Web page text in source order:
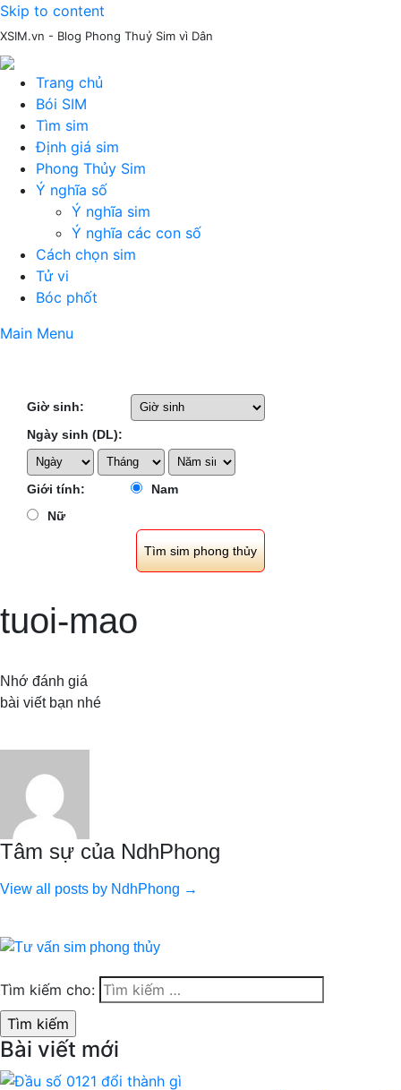
Skip to content
XSIM.vn - Blog Phong Thuỷ Sim vì Dân
Trang chủ
Bói SIM
Tìm sim
Định giá sim
Phong Thủy Sim
Ý nghĩa số
Ý nghĩa sim
Ý nghĩa các con số
Cách chọn sim
Tử vi
Bóc phốt
Main Menu
Giờ sinh:
Ngày sinh (DL):
Giới tính:
Nam
Nữ
tuoi-mao
Nhớ đánh giá
bài viết bạn nhé
Tâm sự của NdhPhong
View all posts by NdhPhong →
Tìm kiếm cho:
Bài viết mới